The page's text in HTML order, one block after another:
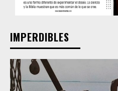
IMPERDIBLES